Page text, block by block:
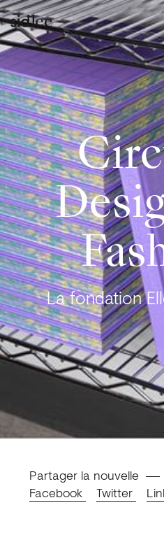
La fondation
Partager la nouvelle
Facebook
Twitter